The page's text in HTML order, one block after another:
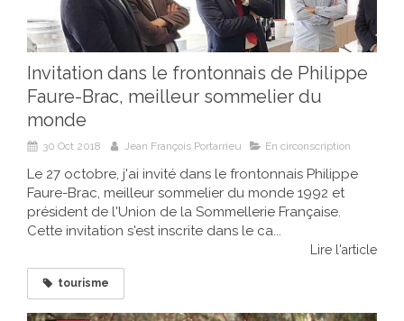
Invitation dans le frontonnais de Philippe
Faure-Brac, meilleur sommelier du
monde
30 Oct 2018 Jean François Portarrieu En circonscription
Le 27 octobre, j'ai invité dans le frontonnais Philippe
Faure-Brac, meilleur sommelier du monde 1992 et
président de l'Union de la Sommellerie Française.
Cette invitation s'est inscrite dans le ca...
Lire l'article
tourisme